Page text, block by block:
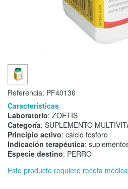
Referencia: PF40136
Características
Laboratorio: ZOETIS
Categoría: SUPLEMENTO
Principio activo: calcio fosforo
Indicación terapéutica:
Especie destino: PERRO
Este producto requiere receta médica